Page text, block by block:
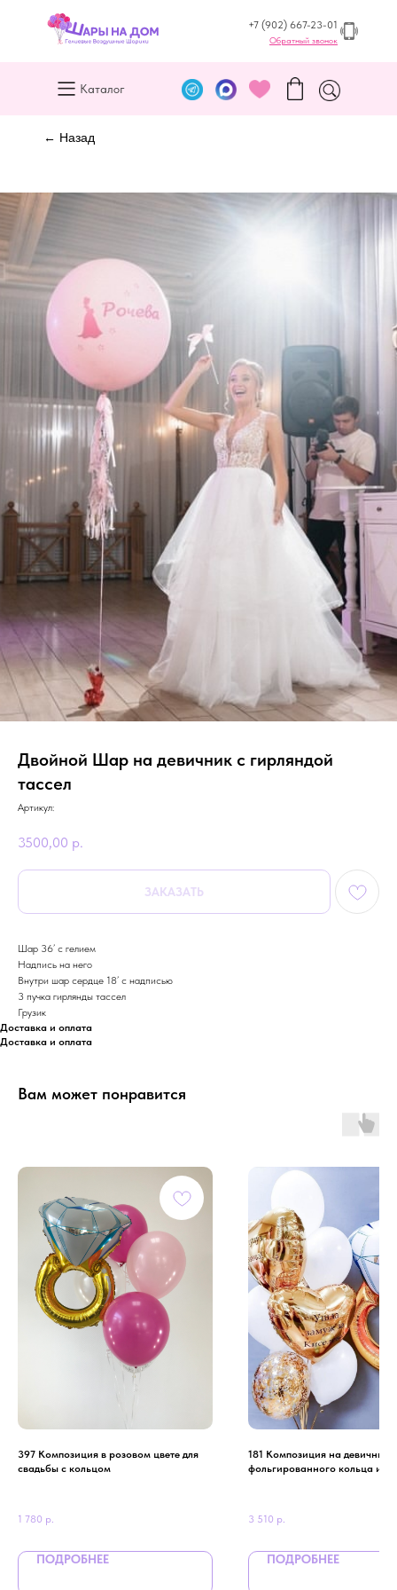
+7 (902) 667-23-01
Обратный звонок
Каталог
← Назад
Двойной Шар на девичник с гирляндой
тассел
Артикул:
3500,00 р.
ЗАКАЗАТЬ
Шар 36’ с гелием
Надпись на него
Внутри шар сердце 18’ с надписью
3 пучка гирлянды тассел
Грузик
Доставка и оплата
Доставка и оплата
Вам может понравится
397 Композиция в розовом цвете для
свадьбы с кольцом
1 780 р.
ПОДРОБНЕЕ
181 Композиция на девичник
фольгированного кольца и
3 510 р.
ПОДРОБНЕЕ